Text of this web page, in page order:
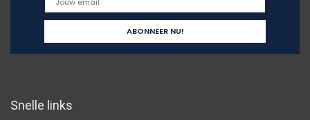
Snelle links